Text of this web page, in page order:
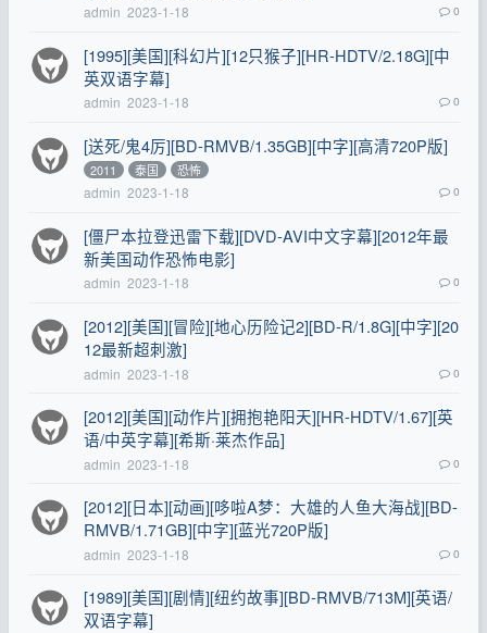
admin 2023-1-18 0
[1995][美国][科幻片][12只猴子][HR-HDTV/2.18G][中
英双语字幕]
admin 2023-1-18 0
[送死/鬼4厉][BD-RMVB/1.35GB][中字][高清720P版]
2011 泰国 恐怖
admin 2023-1-18 0
[僵尸本拉登迅雷下载][DVD-AVI中文字幕][2012年最
新美国动作恐怖电影]
admin 2023-1-18 0
[2012][美国][冒险][地心历险记2][BD-R/1.8G][中字][20
12最新超刺激]
admin 2023-1-18 0
[2012][美国][动作片][拥抱艳阳天][HR-HDTV/1.67][英
语/中英字幕][希斯·莱杰作品]
admin 2023-1-18 0
[2012][日本][动画][哆啦A梦：大雄的人鱼大海战][BD-
RMVB/1.71GB][中字][蓝光720P版]
admin 2023-1-18 0
[1989][美国][剧情][纽约故事][BD-RMVB/713M][英语/
双语字幕]